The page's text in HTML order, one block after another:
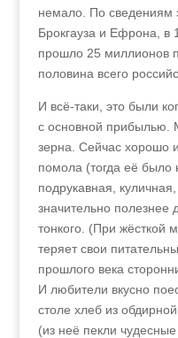
немало. По сведениям
Брокгауза и Ефрона, в
прошло 25 миллионов
половина всего
И всё-таки, это были
с основной прибылью.
зерна. Сейчас хорошо
помола (тогда её было
подрукавная,
значительно полезнее
тонкого. (При жёсткой
теряет свои
прошлого века
И любители вкусно
столе хлеб из
(из неё пекли